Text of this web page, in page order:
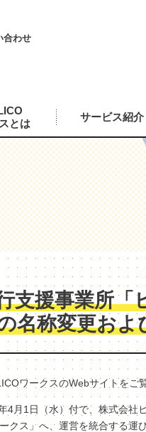
合わせ
とは
サービス紹介
支援事業所「
名称変更お
ワークスのWebサイトをご
4月1日（水）付で、株式会社
クス」へ、運営を統合する運